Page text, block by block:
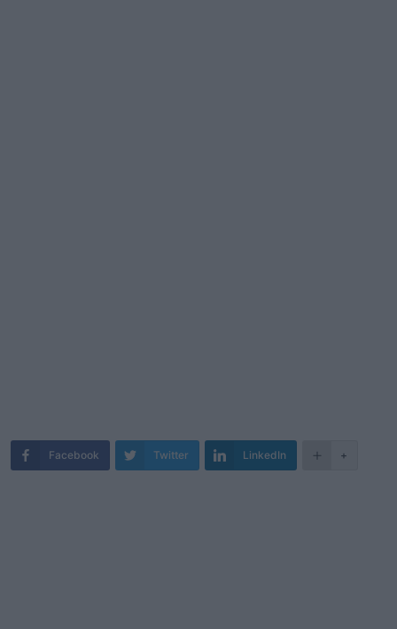
Facebook Twitter LinkedIn +